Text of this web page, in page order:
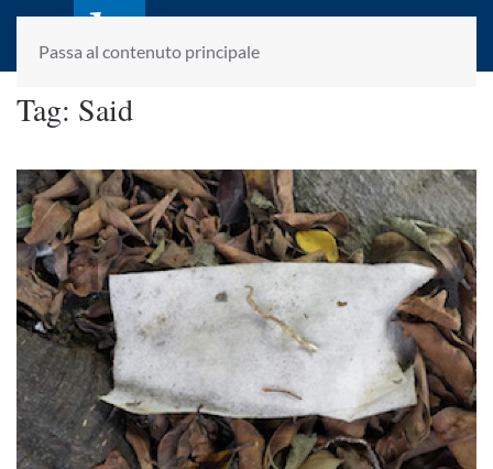
Passa al contenuto principale
laletteraturaenoi.it
fondato da Romano Luperini
Tag: Said